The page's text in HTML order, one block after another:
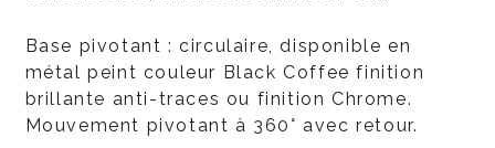
Base pivotant : circulaire, disponible en
métal peint couleur Black Coffee finition
brillante anti-traces ou finition Chrome.
Mouvement pivotant à 360° avec retour.